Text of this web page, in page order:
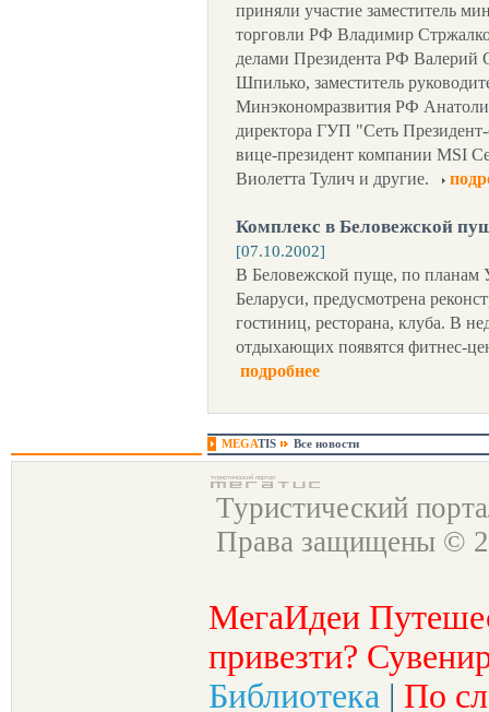
приняли участие заместитель
торговли РФ Владимир
делами Президента РФ Валерий
Шпилько, заместитель
Минэкономразвития РФ
директора ГУП "Сеть
вице-президент компании MSI
Виолетта Тулич и другие.
Комплекс в Беловежской
[07.10.2002]
В Беловежской пуще, по планам
Беларуси, предусмотрена
гостиниц, ресторана, клуба. В
отдыхающих появятся фитнес-
подробнее
MEGATIS Все новости
Туристический
Права защищены ©
МегаИдеи
привезти?
Библиотека | По